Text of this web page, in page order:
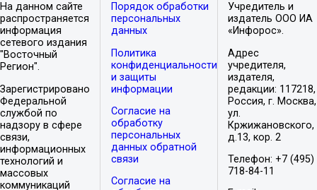
На данном сайте
распространяется
информация
сетевого издания
"Восточный
Регион".
Зарегистрировано
Федеральной
службой по
надзору в сфере
связи,
информационных
технологий и
массовых
коммуникаций
Порядок обработки
персональных
данных
Политика
конфиденциальности
и защиты
информации
Согласие на
обработку
персональных
данных обратной
связи
Согласие на
Учредитель и
издатель ООО ИА
«Инфорос».
Адрес
учредителя,
издателя,
редакции: 117218,
Россия, г. Москва,
ул.
Кржижановского,
д.13, кор. 2
Телефон: +7 (495)
718-84-11